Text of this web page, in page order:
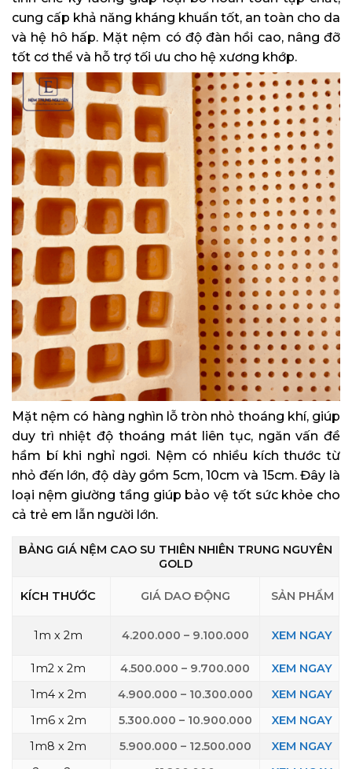
cung cấp khả năng kháng khuẩn tốt, an toàn cho da
và hệ hô hấp. Mặt nệm có độ đàn hồi cao, nâng đỡ
tốt cơ thể và hỗ trợ tối ưu cho hệ xương khớp.
Mặt nệm có hàng nghìn lỗ tròn nhỏ thoáng khí, giúp
duy trì nhiệt độ thoáng mát liên tục, ngăn vấn đề
hầm bí khi nghỉ ngơi. Nệm có nhiều kích thước từ
nhỏ đến lớn, độ dày gồm 5cm, 10cm và 15cm. Đây là
loại nệm giường tầng giúp bảo vệ tốt sức khỏe cho
cả trẻ em lẫn người lớn.
BẢNG GIÁ NỆM CAO SU THIÊN NHIÊN TRUNG NGUYÊN
GOLD
KÍCH THƯỚC GIÁ DAO ĐỘNG SẢN PHẨM
1m x 2m 4.200.000 – 9.100.000 XEM NGAY
1m2 x 2m 4.500.000 – 9.700.000
XEM NGAY
1m4 x 2m
4.900.000 – 10.300.000
XEM NGAY
1m6 x 2m
5.300.000 – 10.900.000
XEM NGAY
1m8 x 2m
5.900.000 – 12.500.000
XEM NGAY